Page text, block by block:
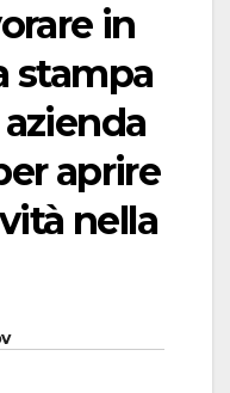
in
stampa
aprire
nella